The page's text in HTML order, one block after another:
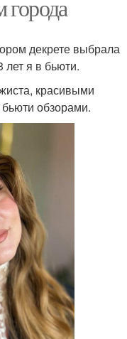
города
декрете выбрала
я в бьюти.
красивыми
обзорами.